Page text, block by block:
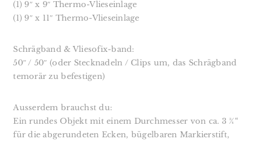
(1) 9″ x 9″ Thermo-Vlieseinlage
(1) 9″ x 11″ Thermo-Vlieseinlage
Schrägband & Vliesofix-band:⁣
50″ / 50″ (oder Stecknadeln / Clips um, das Schrägband
temorär zu befestigen)
Ausserdem brauchst du:⁣⁣⁣⁣⁣⁣⁣⁣
Ein rundes Objekt mit einem Durchmesser von ca. 3 ¾“
für die abgerundeten Ecken⁣, bügelbaren Markierstift,